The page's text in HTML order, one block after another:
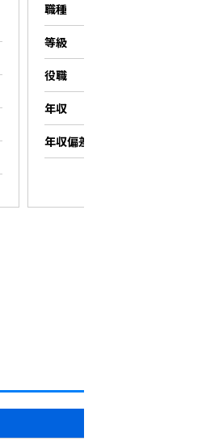
職種
等級
役職
年収
年収偏差値